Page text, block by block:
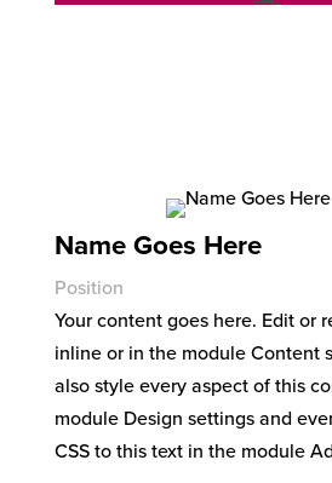
Name Goes Here
Position
Your content goes here. Edit or
inline or in the module Content
also style every aspect of this
module Design settings and
CSS to this text in the module